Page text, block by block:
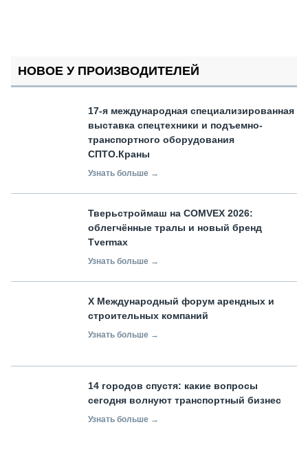
НОВОЕ У ПРОИЗВОДИТЕЛЕЙ
17-я международная специализированная
выставка спецтехники и подъемно-
транспортного оборудования
СПТО.Краны
Узнать больше →
Тверьстроймаш на COMVEX 2026:
облегчённые тралы и новый бренд
Tvermax
Узнать больше →
X Международный форум арендных и
строительных компаний
Узнать больше →
14 городов спустя: какие вопросы
сегодня волнуют транспортный бизнес
Узнать больше →